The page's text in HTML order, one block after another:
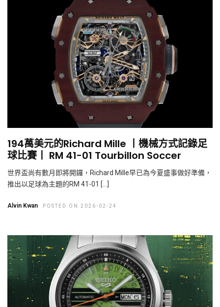
194萬美元的Richard Mille 丨機械方式記錄足
球比賽丨 RM 41-01 Tourbillon Soccer
世界盃尚有數月即將開鑼，Richard Mille早已為今夏盛事做好準備，
推出以足球為主題的RM 41-01 […]
Alvin Kwan POSTED ON 2026-02-24